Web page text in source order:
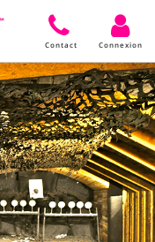
Contact Connexion